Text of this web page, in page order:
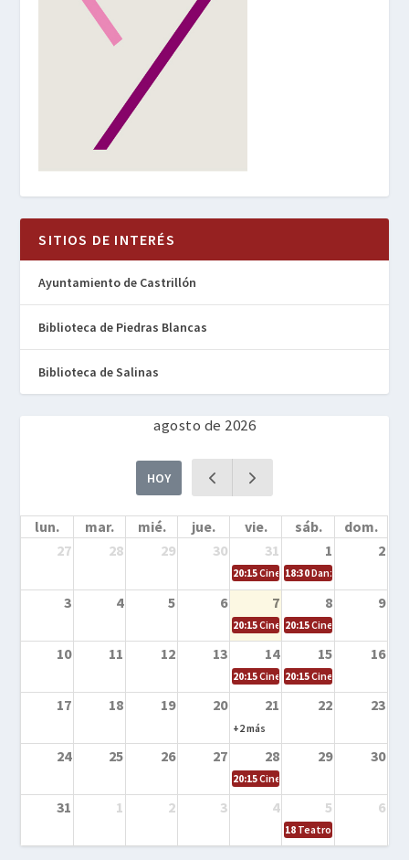
SITIOS DE INTERÉS
Ayuntamiento de Castrillón
Biblioteca de Piedras Blancas
Biblioteca de Salinas
agosto de 2026
HOY
lun. mar. mié. jue. vie. sáb.
dom.
27
28 29 30 31 1 2
20:15Cine en la calle – Cómo
18:30Danza – Cita en el
3 4 5 6 7 8 9
20:15Cine en la calle – El niño y la
20:15Cine en la calle –
10 11 12 13 14 15 16
20:15Cine en la calle – Tortugas
20:15Cine en la calle –
17 18 19 20 21 22 23
+2 más
24 25 26 27 28 29 30
20:15Cine en el calle – Tintín y el
31 1 2 3 4 5 6
18 Teatro – Tres